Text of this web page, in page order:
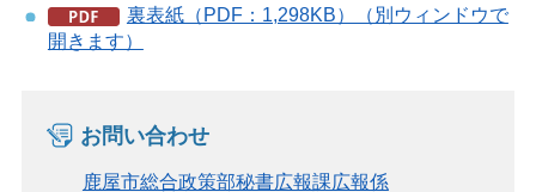
裏表紙（PDF：1,298KB）（別ウィンドウで
開きます）
お問い合わせ
鹿屋市総合政策部秘書広報課広報係